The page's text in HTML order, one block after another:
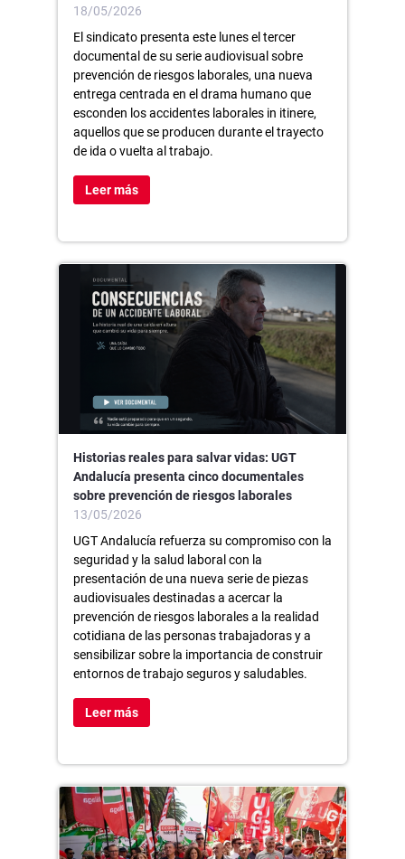
18/05/2026
El sindicato presenta este lunes el tercer
documental de su serie audiovisual sobre
prevención de riesgos laborales, una nueva
entrega centrada en el drama humano que
esconden los accidentes laborales in itinere,
aquellos que se producen durante el trayecto
de ida o vuelta al trabajo.
Leer más
Historias reales para salvar vidas: UGT
Andalucía presenta cinco documentales
sobre prevención de riesgos laborales
13/05/2026
UGT Andalucía refuerza su compromiso con la
seguridad y la salud laboral con la
presentación de una nueva serie de piezas
audiovisuales destinadas a acercar la
prevención de riesgos laborales a la realidad
cotidiana de las personas trabajadoras y a
sensibilizar sobre la importancia de construir
entornos de trabajo seguros y saludables.
Leer más